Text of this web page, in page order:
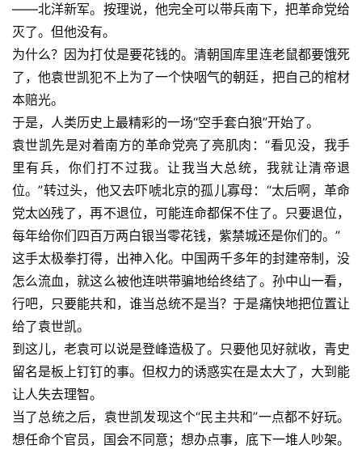
——北洋新军。按理说，他完全可以带兵南下，把革命党给
灭了。但他没有。
为什么？因为打仗是要花钱的。清朝国库里连老鼠都要饿死
了，他袁世凯犯不上为了一个快咽气的朝廷，把自己的棺材
本赔光。
于是，人类历史上最精彩的一场“空手套白狼”开始了。
袁世凯先是对着南方的革命党亮了亮肌肉：“看见没，我手
里有兵，你们打不过我。让我当大总统，我就让清帝退
位。”转过头，他又去吓唬北京的孤儿寡母：“太后啊，革命
党太凶残了，再不退位，可能连命都保不住了。只要退位，
每年给你们四百万两白银当零花钱，紫禁城还是你们的。”
这手太极拳打得，出神入化。中国两千多年的封建帝制，没
怎么流血，就这么被他连哄带骗地给终结了。孙中山一看，
行吧，只要能共和，谁当总统不是当？于是痛快地把位置让
给了袁世凯。
到这儿，老袁可以说是登峰造极了。只要他见好就收，青史
留名是板上钉钉的事。但权力的诱惑实在是太大了，大到能
让人失去理智。
当了总统之后，袁世凯发现这个“民主共和”一点都不好玩。
想任命个官员，国会不同意；想办点事，底下一堆人吵架。